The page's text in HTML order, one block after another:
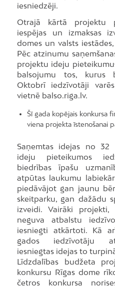
iesniedzēji.
Otrajā kārtā projektu
iespējas un izmaksas
domes un valsts
Pēc atzinumu
projektu ideju
balsojumu tos, kurus
Oktobrī iedzīvotāji
vietnē balso.riga.lv.
Šī gada kopējais konkursa
viena projekta īstenošanai
Saņemtas idejas no 32
ideju pieteikumos
biedrības īpašu
atpūtas laukumu
piedāvājot gan jaunu
skeitparku, gan dažādu
izveidi. Vairāki projekti,
neguva atbalstu
iesniegti atkārtoti. Kā
gados iedzīvotāju
iesniegtas idejas to
Līdzdalības budžeta
konkursu Rīgas dome
četros konkursa